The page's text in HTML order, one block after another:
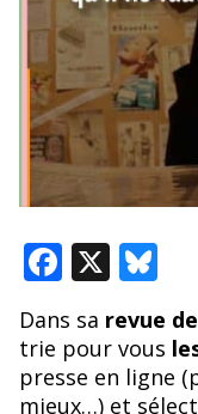
F
e
b
X Bl
u
e
sk
Dans sa revue
trie pour vous
presse en ligne
mieux…) et